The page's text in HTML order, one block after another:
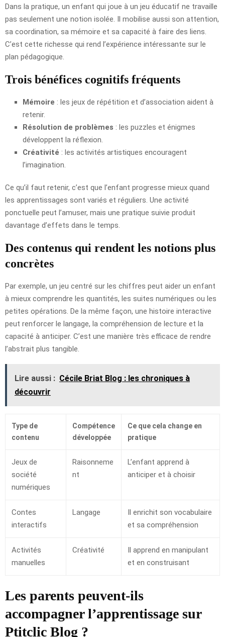
Dans la pratique, un enfant qui joue à un jeu éducatif ne travaille
pas seulement une notion isolée. Il mobilise aussi son attention,
sa coordination, sa mémoire et sa capacité à faire des liens.
C’est cette richesse qui rend l’expérience intéressante sur le
plan pédagogique.
Trois bénéfices cognitifs fréquents
Mémoire : les jeux de répétition et d’association aident à
retenir.
Résolution de problèmes : les puzzles et énigmes
développent la réflexion.
Créativité : les activités artistiques encouragent
l’imagination.
Ce qu’il faut retenir, c’est que l’enfant progresse mieux quand
les apprentissages sont variés et réguliers. Une activité
ponctuelle peut l’amuser, mais une pratique suivie produit
davantage d’effets dans le temps.
Des contenus qui rendent les notions plus
concrètes
Par exemple, un jeu centré sur les chiffres peut aider un enfant
à mieux comprendre les quantités, les suites numériques ou les
petites opérations. De la même façon, une histoire interactive
peut renforcer le langage, la compréhension de lecture et la
capacité à anticiper. C’est une manière très efficace de rendre
l’abstrait plus tangible.
Lire aussi : Cécile Briat Blog : les chroniques à
découvrir
Type de
contenu
Compétence
développée
Ce que cela change en
pratique
Jeux de
société
numériques
Raisonneme
nt
L’enfant apprend à
anticiper et à choisir
Contes
interactifs
Langage
Il enrichit son vocabulaire
et sa compréhension
Activités
manuelles
Créativité
Il apprend en manipulant
et en construisant
Les parents peuvent-ils
accompagner l’apprentissage sur
Ptitclic Blog ?